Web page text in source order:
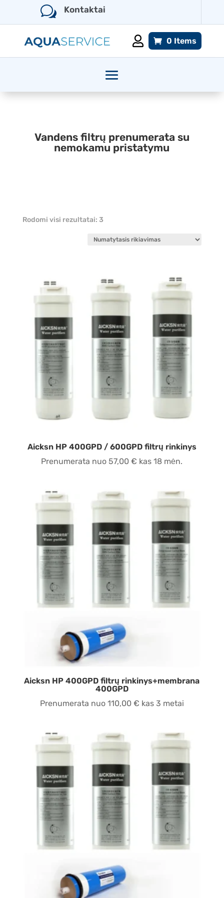
w Kontaktai
 0 Items
Vandens filtrų prenumerata su
nemokamu pristatymu
Rodomi visi rezultatai: 3
Aicksn HP 400GPD / 600GPD filtrų rinkinys
Prenumerata nuo57,00€ kas 18 mėn.
Aicksn HP 400GPD filtrų rinkinys+membrana
400GPD
Prenumerata nuo 110,00 € kas 3 metai